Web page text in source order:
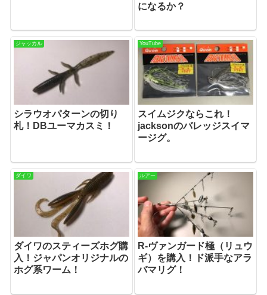
になるか？
ジャッカル
シラウオパターンの切り
札！DBユーマカスミ！
YouTube
スイムジクならこれ！
jacksonのバレッジスイマ
ージグ。
ダイワ
ダイワのスティーズホグ購
入！ジャパンオリジナルの
ホグ系ワーム！
ルアー
R-ヴァンガード極（リュウ
ギ）を購入！ド派手なアラ
バマリグ！